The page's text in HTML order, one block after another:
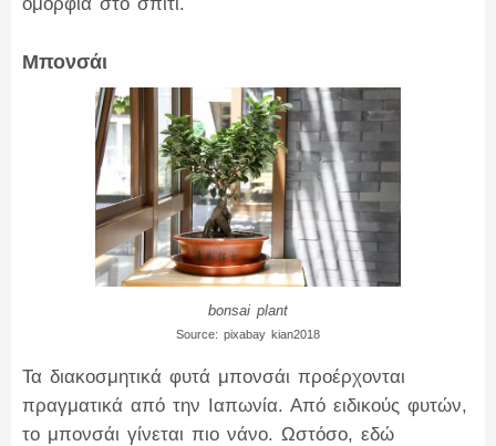
Μπονσάι
bonsai plant
Source: pixabay kian2018
Τα διακοσμητικά φυτά μπονσάι προέρχονται
πραγματικά από την Ιαπωνία. Από ειδικούς φυτών,
το μπονσάι γίνεται πιο νάνο. Ωστόσο, εδώ